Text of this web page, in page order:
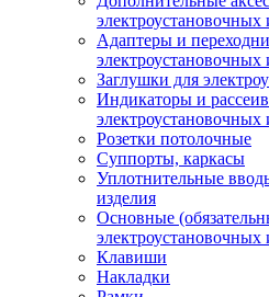
электроустановочных
Адаптеры и
электроустановочных
Заглушки для
Индикаторы и
электроустановочных
Розетки потолочные
Суппорты, каркасы
Уплотнительные
изделия
Основные
электроустановочных
Клавиши
Накладки